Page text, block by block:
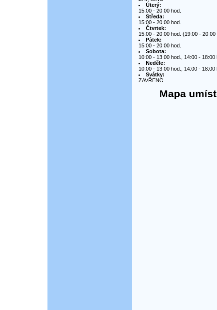
Úterý:
15:00 - 20:00 hod.
Středa:
15:00 - 20:00 hod.
Čtvrtek:
15:00 - 20:00 hod. (19:00 -
Pátek:
15:00 - 20:00 hod.
Sobota:
10:00 - 13:00 hod., 14:00 - 18:00
Neděle:
10:00 - 13:00 hod., 14:00 - 18:00
Svátky:
ZAVŘENO
Mapa